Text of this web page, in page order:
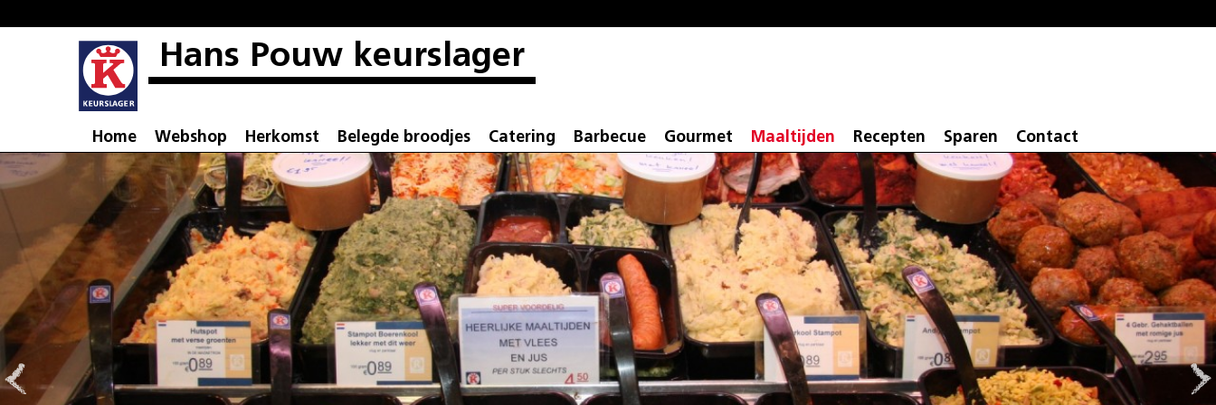
Hans Pouw keurslager
Home Webshop Herkomst Belegde broodjes Catering Barbecue Gourmet Maaltijden Recepten Sparen Contact